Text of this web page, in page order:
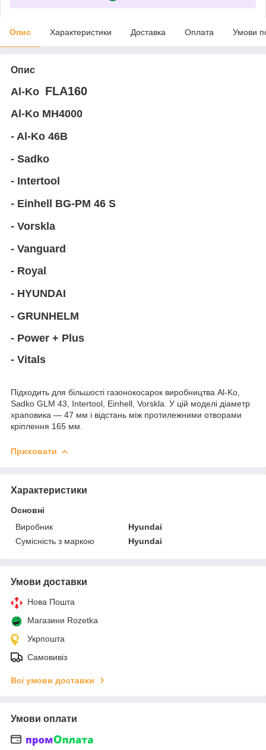
Опис Характеристики Доставка Оплата Умови
Опис
Al-Ko FLA160
Al-Ko MH4000
- Al-Ko 46B
- Sadko
- Intertool
- Einhell BG-PM 46 S
- Vorskla
- Vanguard
- Royal
- HYUNDAI
- GRUNHELM
- Power + Plus
- Vitals
Підходить для більшості газонокосарок виробництва Al-Ko,
Sadko GLM 43, Intertool, Einhell, Vorskla. У цій моделі діаметр
храповика — 47 мм і відстань між протилежними отворами
кріплення 165 мм.
Приховати
Характеристики
Основні
Виробник
Hyundai
Сумісність з маркою
Hyundai
Умови доставки
Нова Пошта
Магазини Rozetka
Укрпошта
Самовивіз
Всі умови доставки
Умови оплати